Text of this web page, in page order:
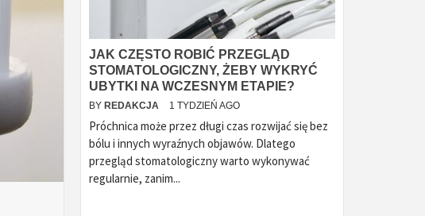
JAK CZĘSTO ROBIĆ PRZEGLĄD
STOMATOLOGICZNY, ŻEBY WYKRYĆ
UBYTKI NA WCZESNYM ETAPIE?
BY REDAKCJA 1 TYDZIEŃ AGO
Próchnica może przez długi czas rozwijać się bez
bólu i innych wyraźnych objawów. Dlatego
przegląd stomatologiczny warto wykonywać
regularnie, zanim...